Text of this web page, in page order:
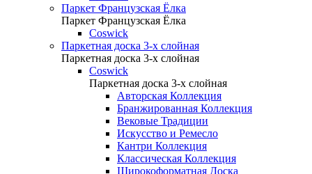
Паркет Французская Ёлка
Паркет Французская Ёлка
Coswick
Паркетная доска 3-х слойная
Паркетная доска 3-х слойная
Coswick
Паркетная доска 3-х слойная
Авторская Коллекция
Бранжированная Коллекция
Вековые Традиции
Искусство и Ремесло
Кантри Коллекция
Классическая Коллекция
Широкоформатная Доска